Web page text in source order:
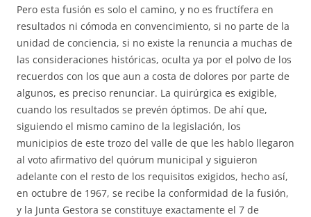
Pero esta fusión es solo el camino, y no es fructífera en
resultados ni cómoda en convencimiento, si no parte de la
unidad de conciencia, si no existe la renuncia a muchas de
las consideraciones históricas, oculta ya por el polvo de los
recuerdos con los que aun a costa de dolores por parte de
algunos, es preciso renunciar. La quirúrgica es exigible,
cuando los resultados se prevén óptimos. De ahí que,
siguiendo el mismo camino de la legislación, los
municipios de este trozo del valle de que les hablo llegaron
al voto afirmativo del quórum municipal y siguieron
adelante con el resto de los requisitos exigidos, hecho así,
en octubre de 1967, se recibe la conformidad de la fusión,
y la Junta Gestora se constituye exactamente el 7 de